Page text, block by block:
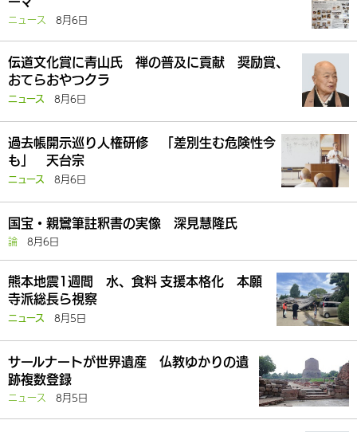
ニュース 8月6日
伝道文化賞に青山氏 禅の普及に貢献 奨励賞、
おてらおやつクラ
ニュース 8月6日
過去帳開示巡り人権研修 「差別生む危険性今
も」 天台宗
ニュース 8月6日
国宝・親鸞筆註釈書の実像 深見慧隆氏
論 8月6日
熊本地震1週間 水、食料 支援本格化 本願
寺派総長ら視察
ニュース 8月5日
サールナートが世界遺産 仏教ゆかりの遺
跡複数登録
ニュース 8月5日